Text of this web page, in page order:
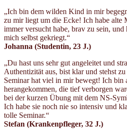
„Ich bin dem wilden Kind in mir
zu mir liegt um die Ecke! Ich habe alte
immer versucht habe, brav zu sein,
mich selbst gekriegt.“
Johanna (Studentin, 23 J.)
„Du hast uns sehr gut angeleitet und
Authentizität aus, bist klar und stehst
Seminar hat viel in mir bewegt! Ich bin
herangekommen, die tief verborgen
bei der kurzen Übung mit dem NS-
Ich habe sie noch nie so intensiv und
tolle Seminar.“
Stefan (Krankenpfleger, 32 J.)